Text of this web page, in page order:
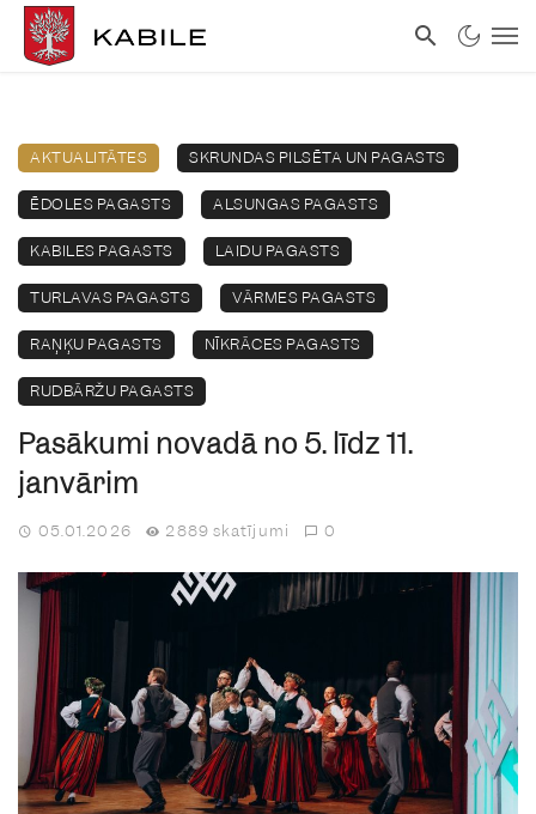
AKTUALITĀTES SKRUNDAS PILSĒTA UN PAGASTS
ĒDOLES PAGASTS ALSUNGAS PAGASTS
KABILES PAGASTS LAIDU PAGASTS
TURLAVAS PAGASTS VĀRMES PAGASTS
RAŅĶU PAGASTS NĪKRĀCES PAGASTS
RUDBĀRŽU PAGASTS
Pasākumi novadā no 5. līdz 11.
janvārim
05.01.2026 2889 skatījumi 0